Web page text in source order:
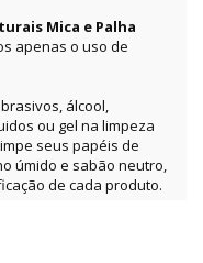
Mica e Palha
apenas o uso de
álcool,
ou gel na limpeza
seus papéis de
úmido e sabão neutro,
de cada produto.